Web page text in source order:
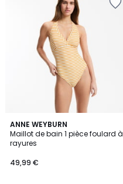
ANNE WEYBURN
Maillot de bain 1 pièce foulard à
rayures
49,99 €
4,4
/ 5